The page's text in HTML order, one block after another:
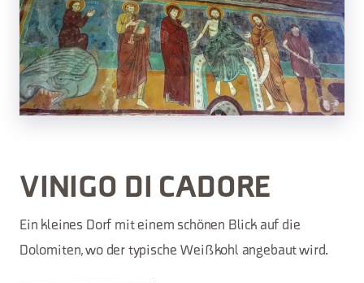
VINIGO DI CADORE
Ein kleines Dorf mit einem schönen Blick auf die
Dolomiten, wo der typische Weißkohl angebaut wird.